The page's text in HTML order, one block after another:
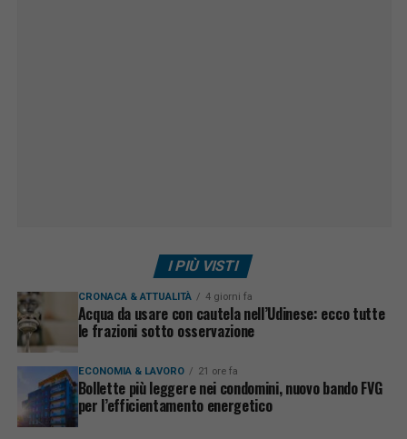
I PIÙ VISTI
CRONACA & ATTUALITÀ 4 giorni fa
Acqua da usare con cautela nell’Udinese: ecco tutte
le frazioni sotto osservazione
ECONOMIA & LAVORO 21 ore fa
Bollette più leggere nei condomini, nuovo bando FVG
per l’efficientamento energetico